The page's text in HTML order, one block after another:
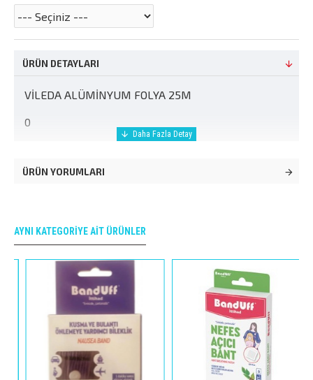
ÜRÜN DETAYLARI
VİLEDA ALÜMİNYUM FOLYA 25M
0
ÜRÜN YORUMLARI
AYNI KATEGORIYE AIT ÜRÜNLER